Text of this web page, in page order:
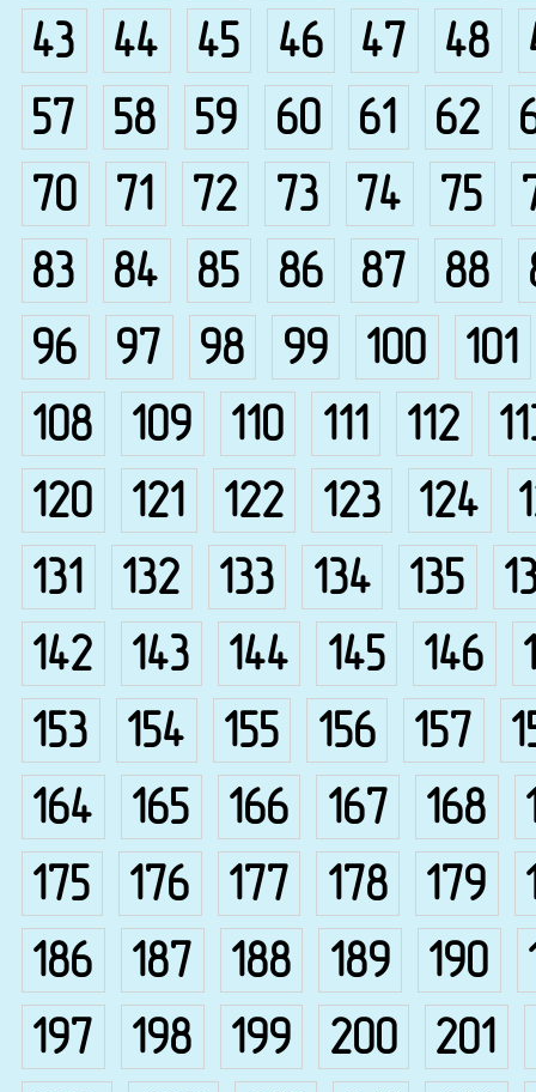
43
44 45 46 47 48
57
58 59 60 61 62
70
71 72 73 74 75
83
84 85 86 87 88
96
97 98 99 100
101
108
109 110 111 112
120
121 122 123 124
131
132 133 134 135
142
143 144 145 146
153
154 155 156 157
164
165 166 167 168
175
176 177 178 179
186
187 188 189 190
197
198 199 200 201